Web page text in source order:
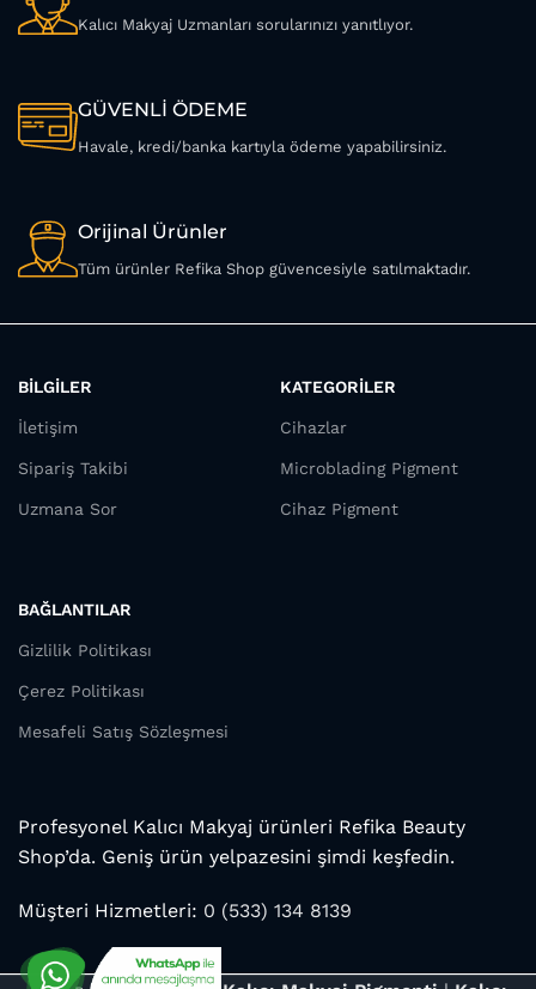
Kalıcı Makyaj Uzmanları sorularınızı yanıtlıyor.
GÜVENLİ ÖDEME
Havale, kredi/banka kartıyla ödeme yapabilirsiniz.
Orijinal Ürünler
Tüm ürünler Refika Shop güvencesiyle satılmaktadır.
BİLGİLER
İletişim
Sipariş Takibi
Uzmana Sor
KATEGORİLER
Cihazlar
Microblading Pigment
Cihaz Pigment
BAĞLANTILAR
Gizlilik Politikası
Çerez Politikası
Mesafeli Satış Sözleşmesi
Profesyonel Kalıcı Makyaj ürünleri Refika Beauty
Shop’da. Geniş ürün yelpazesini şimdi keşfedin.
Müşteri Hizmetleri: 0 (533) 134 8139